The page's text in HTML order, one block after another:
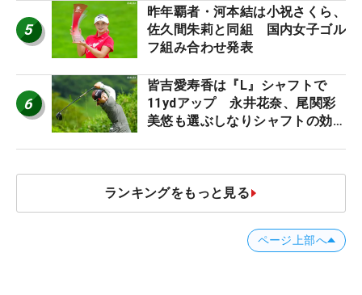
ロたちの“飛ばしギア”】
5
昨年覇者・河本結は小祝さくら、
佐久間朱莉と同組 国内女子ゴル
フ組み合わせ発表
6
皆吉愛寿香は『L』シャフトで
11ydアップ 永井花奈、尾関彩
美悠も選ぶしなりシャフトの効果
ランキングをもっと見る
ページ上部へ